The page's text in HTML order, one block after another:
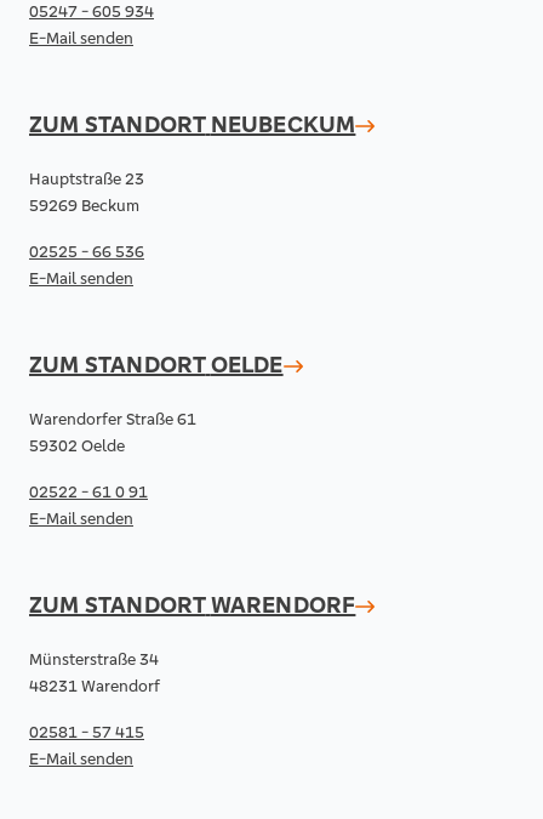
05247 - 605 934
E-Mail senden
ZUM STANDORT NEUBECKUM
Hauptstraße 23
59269 Beckum
02525 - 66 536
E-Mail senden
ZUM STANDORTOELDE
Warendorfer Straße 61
59302 Oelde
02522 - 61 0 91
E-Mail senden
ZUM STANDORTWARENDORF
Münsterstraße 34
48231 Warendorf
02581 - 57 415
E-Mail senden